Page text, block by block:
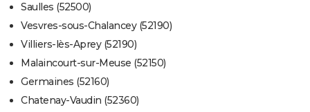
Saulles (52500)
Vesvres-sous-Chalancey (52190)
Villiers-lès-Aprey (52190)
Malaincourt-sur-Meuse (52150)
Germaines (52160)
Chatenay-Vaudin (52360)